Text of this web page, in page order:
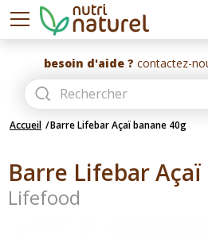
besoin d'aide ? contactez-
Accueil Barre Lifebar Açaï banane 40g
Barre Lifebar Açaï
Lifefood